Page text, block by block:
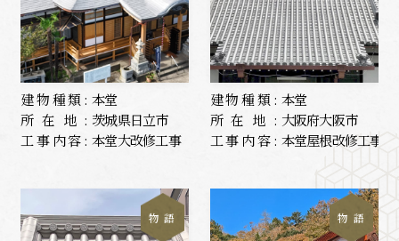
建物種類: 本堂
所在地: 茨城県日立市
工事内容: 本堂大改修工事
建物種類: 本堂
所在地: 大阪府大阪市
工事内容: 本堂屋根改修工事
物 語 物 語